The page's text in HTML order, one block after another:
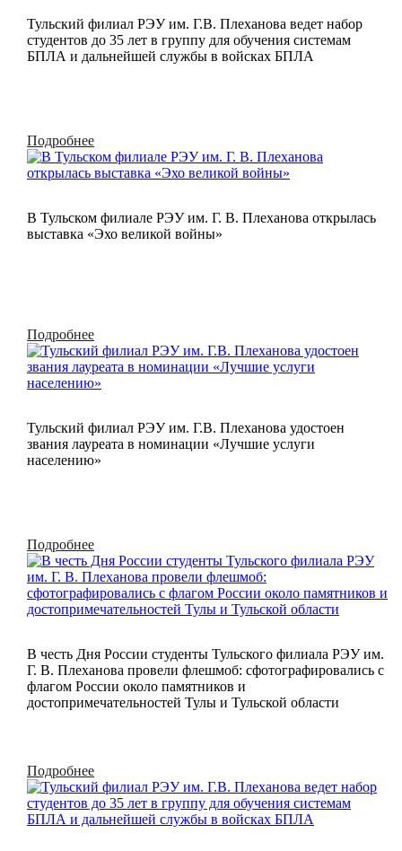
Тульский филиал РЭУ им. Г.В. Плеханова ведет набор
студентов до 35 лет в группу для обучения системам
БПЛА и дальнейшей службы в войсках БПЛА
Подробнее
В Тульском филиале РЭУ им. Г. В. Плеханова открылась
выставка «Эхо великой войны»
Подробнее
Тульский филиал РЭУ им. Г.В. Плеханова удостоен
звания лауреата в номинации «Лучшие услуги
населению»
Подробнее
В честь Дня России студенты Тульского филиала РЭУ им.
Г. В. Плеханова провели флешмоб: сфотографировались с
флагом России около памятников и
достопримечательностей Тулы и Тульской области
Подробнее